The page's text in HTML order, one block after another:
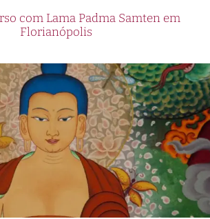
com Lama Padma Samten em
Florianópolis